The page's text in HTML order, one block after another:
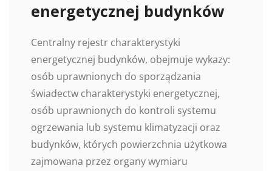
energetycznej budynków
Centralny rejestr charakterystyki
energetycznej budynków, obejmuje wykazy:
osób uprawnionych do sporządzania
świadectw charakterystyki energetycznej,
osób uprawnionych do kontroli systemu
ogrzewania lub systemu klimatyzacji oraz
budynków, których powierzchnia użytkowa
zajmowana przez organy wymiaru